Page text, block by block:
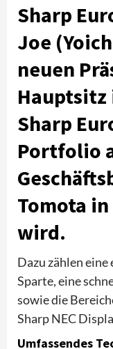
Sharp
Joe
neuen
Sharp
Portfolio
Tomota
wird.
Dazu zählen
Sparte, eine
sowie die
Sharp NEC
Umfassendes